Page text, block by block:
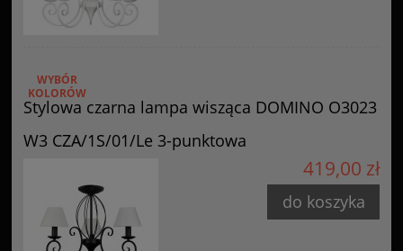
Stylowa czarna lampa wisząca DOMINO O3023
W3 CZA/1S/01/Le 3-punktowa
WYBÓR
KOLORÓW
419,00 zł
do koszyka